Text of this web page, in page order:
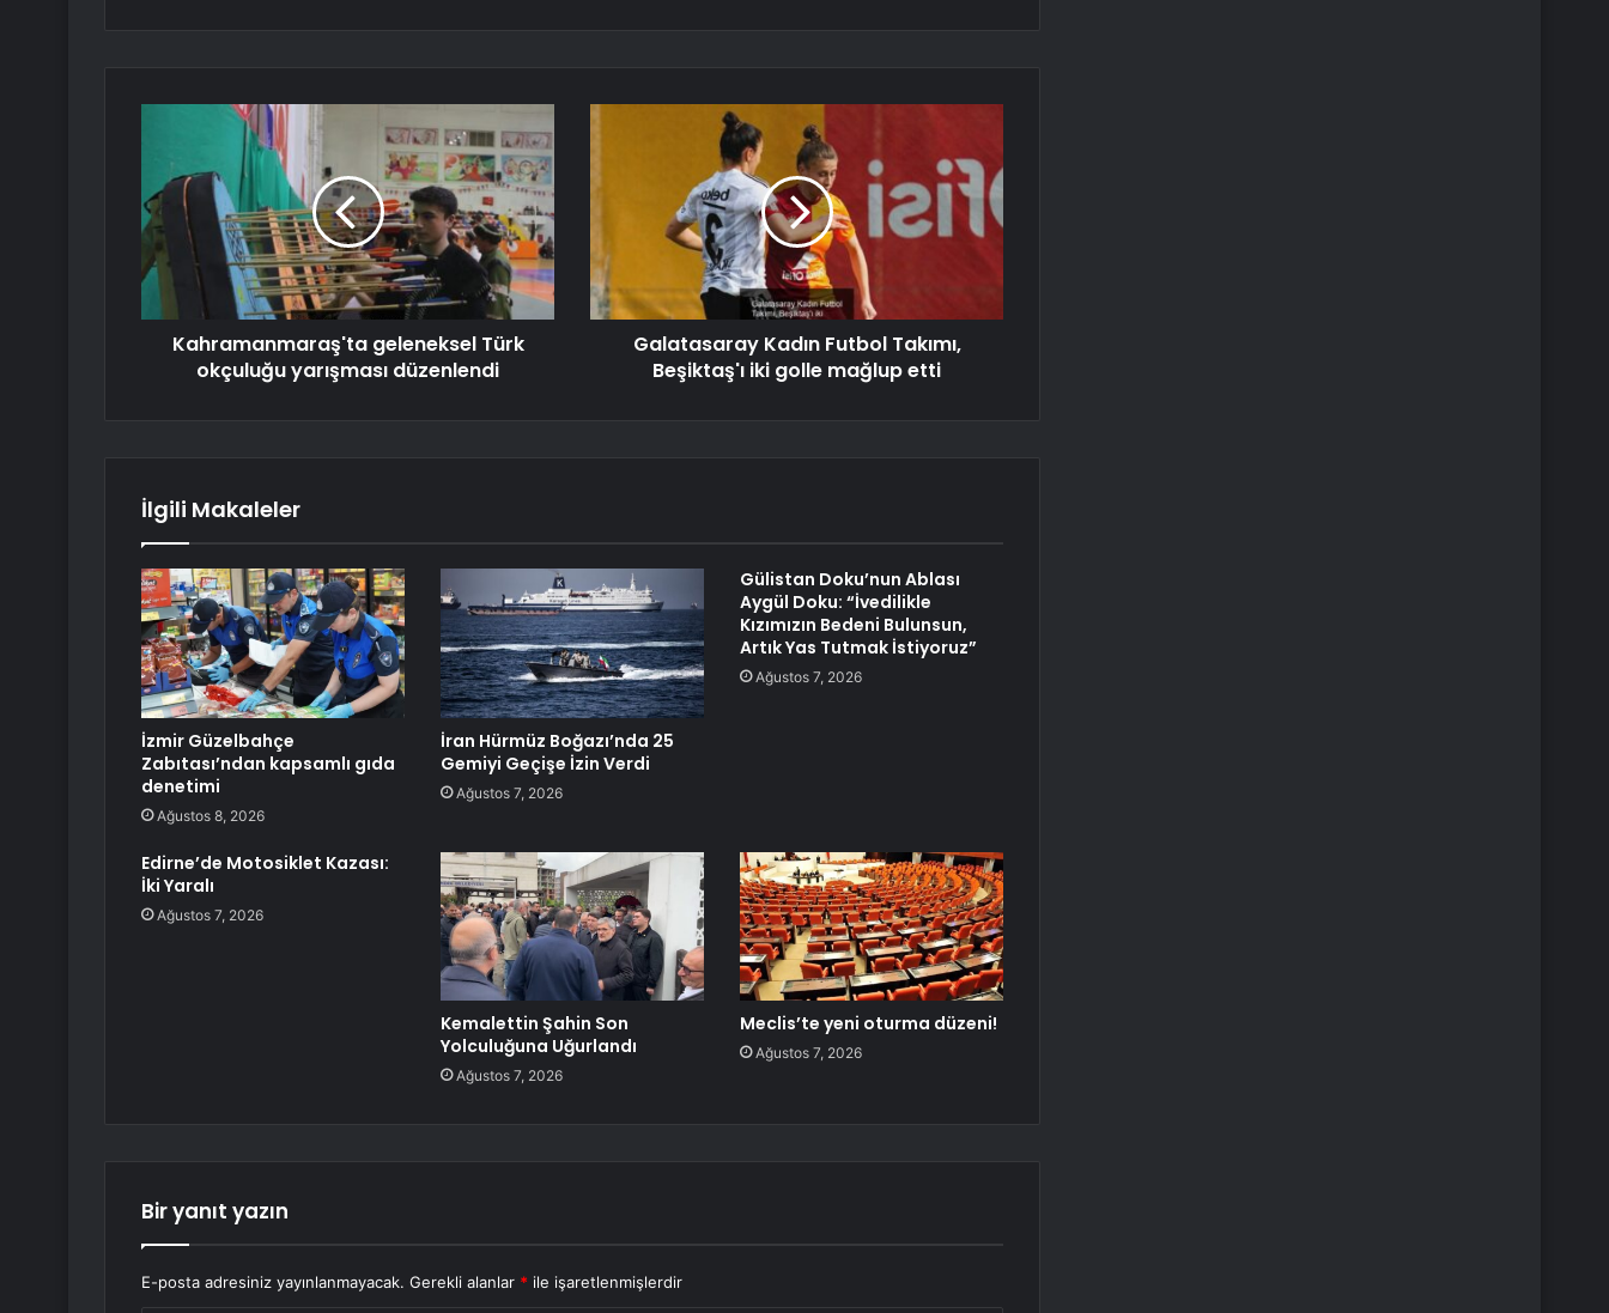
Kahramanmaraş'ta geleneksel Türk
okçuluğu yarışması düzenlendi
Galatasaray Kadın Futbol Takımı,
Beşiktaş'ı iki golle mağlup etti
İlgili Makaleler
İzmir Güzelbahçe
Zabıtası’ndan kapsamlı gıda
denetimi
Ağustos 8, 2026
İran Hürmüz Boğazı’nda 25
Gemiyi Geçişe İzin Verdi
Ağustos 7, 2026
Gülistan Doku’nun Ablası
Aygül Doku: “İvedilikle
Kızımızın Bedeni Bulunsun,
Artık Yas Tutmak İstiyoruz”
Ağustos 7, 2026
Edirne’de Motosiklet Kazası:
İki Yaralı
Ağustos 7, 2026
Kemalettin Şahin Son
Yolculuğuna Uğurlandı
Ağustos 7, 2026
Meclis’te yeni oturma düzeni!
Ağustos 7, 2026
Bir yanıt yazın
E-posta adresiniz yayınlanmayacak. Gerekli alanlar * ile işaretlenmişlerdir